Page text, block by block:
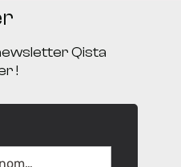
Qista
!